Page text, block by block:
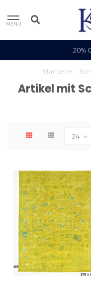
MENU
20%
Startseite
Artikel mit